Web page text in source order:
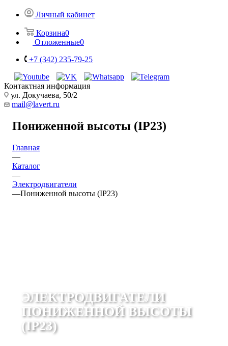
Личный кабинет
Корзина0
Отложенные0
+7 (342) 235-79-25
Контактная информация
ул. Докучаева, 50/2
mail@lavert.ru
Пониженной высоты (IP23)
Главная
—
Каталог
—
Электродвигатели
—Пониженной высоты (IP23)
ЭЛЕКТРОДВИГАТЕЛИ
ПОНИЖЕННОЙ ВЫСОТЫ
(IP23)